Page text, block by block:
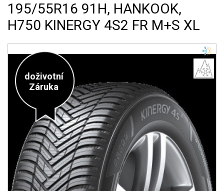
195/55R16 91H, HANKOOK,
H750 KINERGY 4S2 FR M+S XL
doživotní
Záruka